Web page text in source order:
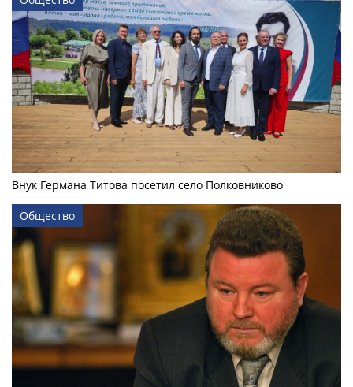
Внук Германа Титова посетил село Полковниково
Общество